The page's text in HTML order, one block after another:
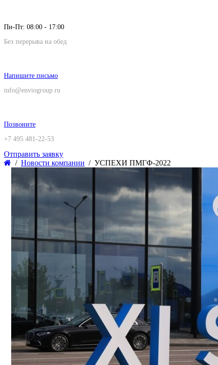
Пн-Пт: 08:00 - 17:00
Без перерыва на обед
Напишите письмо
info@enviogroup.ru
Позвоните
+7 495 481-22-53
Отправить заявку
Новости компании
УСПЕХИ ПМГФ-2022